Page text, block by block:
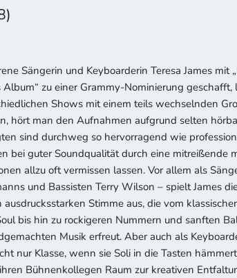
Sängerin und Keyboarderin Teresa James mit
Album“ zu einer Grammy-Nominierung geschafft,
Shows mit einem teils wechselnden
hört man den Aufnahmen aufgrund selten
sind durchweg so hervorragend wie
bei guter Soundqualität durch eine mitreißende
allzu oft vermissen lassen. Vor allem als
und Bassisten Terry Wilson – spielt James
Stimme aus, die vom
bis hin zu rockigeren Nummern und sanften
Musik erfreut. Aber auch als
nur Klasse, wenn sie Soli in die Tasten
Bühnenkollegen Raum zur kreativen